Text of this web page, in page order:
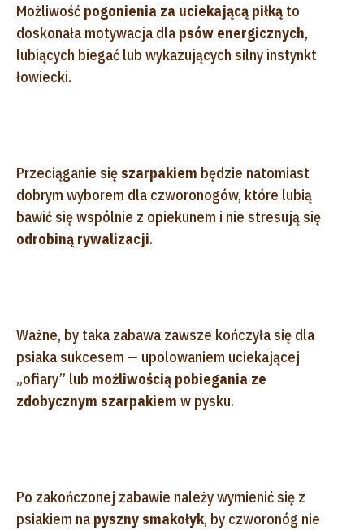
Możliwość pogonienia za uciekającą piłką to
doskonała motywacja dla psów energicznych,
lubiących biegać lub wykazujących silny instynkt
łowiecki.
Przeciąganie sięszarpakiem będzie natomiast
dobrym wyborem dla czworonogów, które lubią
bawić się wspólnie z opiekunem i nie stresują się
odrobiną rywalizacji.
Ważne, by taka zabawa zawsze kończyła się dla
psiaka sukcesem — upolowaniem uciekającej
„ofiary” lub możliwością pobiegania ze
zdobycznym szarpakiem w pysku.
Po zakończonej zabawie należy wymienić się z
psiakiem na pyszny smakołyk, by czworonóg nie